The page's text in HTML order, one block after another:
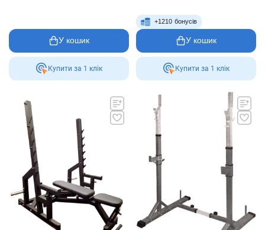
У кошик
Купити за 1 клiк
+1210 бонусів
У кошик
Купити за 1 клiк